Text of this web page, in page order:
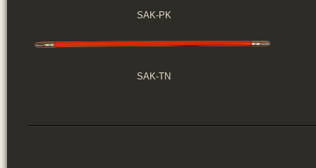
SAK-PK
SAK-TN